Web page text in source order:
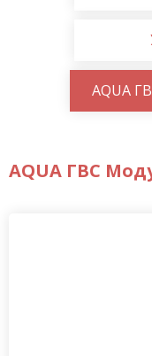
AQUA
AQUA ГВС